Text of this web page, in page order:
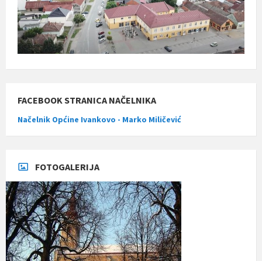
FACEBOOK STRANICA NAČELNIKA
Načelnik Općine Ivankovo - Marko Miličević
FOTOGALERIJA